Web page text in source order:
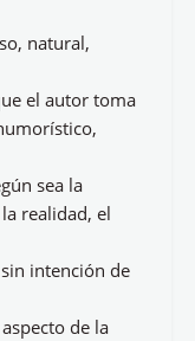
natural,
el autor toma
sea la
realidad, el
intención de
de la